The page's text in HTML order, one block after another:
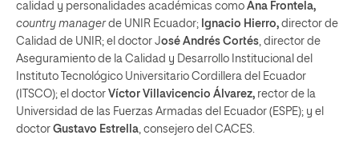
calidad y personalidades académicas como Ana Frontela,
country managerde UNIR Ecuador; Ignacio Hierro, director de
Calidad de UNIR; el doctor José Andrés Cortés, director de
Aseguramiento de la Calidad y Desarrollo Institucional del
Instituto Tecnológico Universitario Cordillera del Ecuador
(ITSCO); el doctor Víctor Villavicencio Álvarez, rector de la
Universidad de las Fuerzas Armadas del Ecuador (ESPE); y el
doctor Gustavo Estrella, consejero del CACES.